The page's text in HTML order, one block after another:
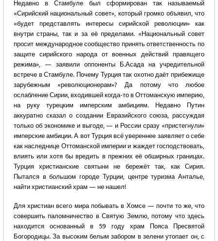
Недавно в Стамбуле был сформирован так называемый
«Сирийский национальный совет», который громко объявил, что
«будет представлять интересы сирийской революции» как
внутри страны, так и за её пределами. «Национальный совет
просит международное сообщество принять ответственность по
защите сирийского народа от военных действий правящего
режима», — заявили оппоненты Б.Асада на учредительной
встрече в Стамбуле. Почему Турция так охотно даёт прибежище
зарубежным «революционерам»? Да потому что любое
ослабление Сирии, входившей когда-то в Оттоманскую империю,
на руку турецким имперским амбициям. Недавно Путин
аккуратно сказал о создании Евразийского союза, рассуждая
только об экономике и выгоде, — и России сразу «пристегнули»
имперские амбиции. А вот Турция всё увереннее заявляет о себе
как наследнице Оттоманской империи и жаждет господствовать,
влиять или хотя бы вредить в прежних её обширных границах.
Турция христианские святыни не бережёт так, как Сирия.
Пытался в большом городе Турции, центре туризма Анталье,
найти христианский храм — не нашел!
Для христиан всего мира побывать в Хомсе — почти то же, что
совершить паломничество в Святую Землю, потому что здесь
находится основанный в 59 году храм Пояса Пресвятой
Богородицы. За высоким белым забором в зелени утопает он, с